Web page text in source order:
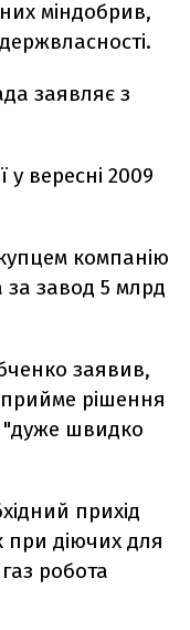
міндобрив,
заявляє з
вересні 2009
компанію
завод 5 млрд
заявив,
рішення
швидко
прихід
при діючих для
робота